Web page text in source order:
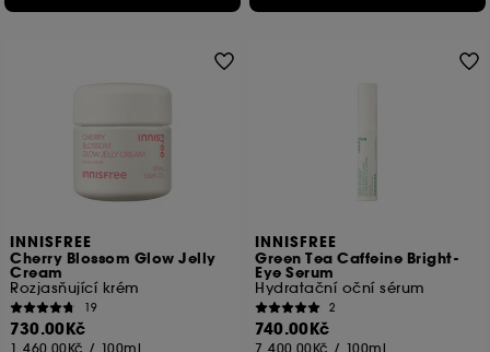
INNISFREE
Cherry Blossom Glow Jelly
Cream
Rozjasňující krém
19
730.00Kč
1 460.00Kč / 100ml
INNISFREE
Green Tea Caffeine Bright-
Eye Serum
Hydratační oční sérum
2
740.00Kč
7 400.00Kč / 100ml